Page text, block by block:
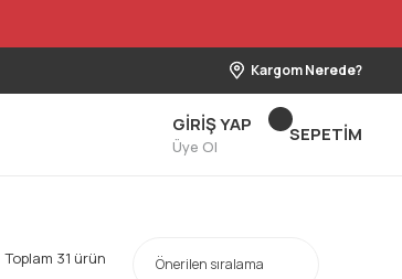
Kargom Nerede?
GİRİŞ YAP
Üye Ol
SEPETİM
Toplam 31 ürün